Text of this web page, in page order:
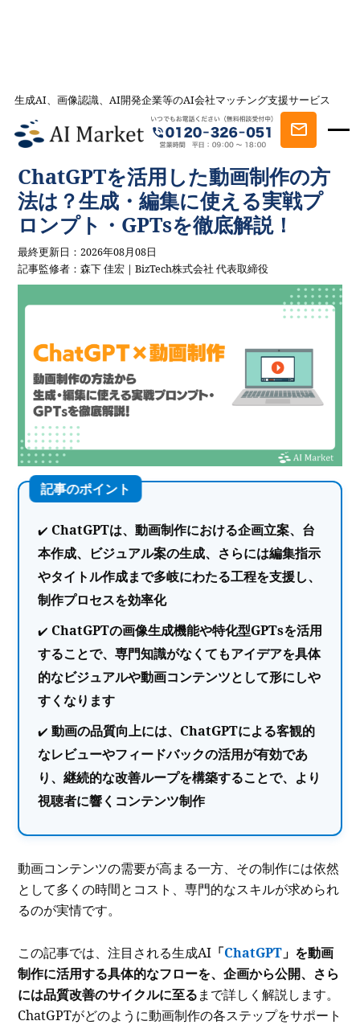
生成AI、画像認識、AI開発企業等のAI会社マッチング支援サービス
AI会社とのマッチングは AI Market
記事一覧
AI事例・AI活用法を探す
ChatGPTを活用した動画制作の方法
は？生成・編集に使える実戦プロンプト・GPTsを徹底解説！
ChatGPTを活用した動画制作の方
法は？生成・編集に使える実戦プ
ロンプト・GPTsを徹底解説！
最終更新日：2026年08月08日
記事監修者：森下 佳宏｜BizTech株式会社 代表取締役
ChatGPTは、動画制作における企画立案、台
本作成、ビジュアル案の生成、さらには編集指示
やタイトル作成まで多岐にわたる工程を支援し、
制作プロセスを効率化
ChatGPTの画像生成機能や特化型GPTsを活用
することで、専門知識がなくてもアイデアを具体
的なビジュアルや動画コンテンツとして形にしや
すくなります
動画の品質向上には、ChatGPTによる客観的
なレビューやフィードバックの活用が有効であ
り、継続的な改善ループを構築することで、より
視聴者に響くコンテンツ制作
動画コンテンツの需要が高まる一方、その制作には依然
として多くの時間とコスト、専門的なスキルが求められ
るのが実情です。
この記事では、注目される生成AI 「ChatGPT 」を動画
制作に活用する具体的なフローを、企画から公開、さら
には品質改善のサイクルに至るまで詳しく解説します。
ChatGPTがどのように動画制作の各ステップをサポート